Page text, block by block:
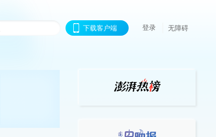
下载客户端 登录 无障碍